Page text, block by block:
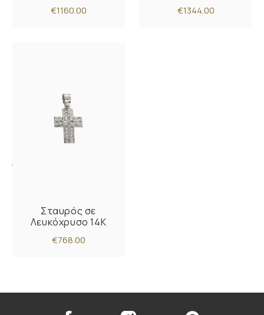
€1160.00 €1344.00
Σταυρός σε
Λευκόχρυσο 14K
€768.00